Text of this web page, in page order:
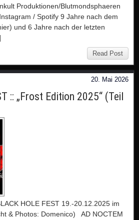
Produktionen/Blutmondsphaeren
/ Spotify 9 Jahre nach dem
und 6 Jahre nach der letzten
Read Post
20. Mai 2026
:: „Frost Edition 2025“ (Teil
HOLE FEST 19.-20.12.2025 im
& Photos: Domenico) AD NOCTEM